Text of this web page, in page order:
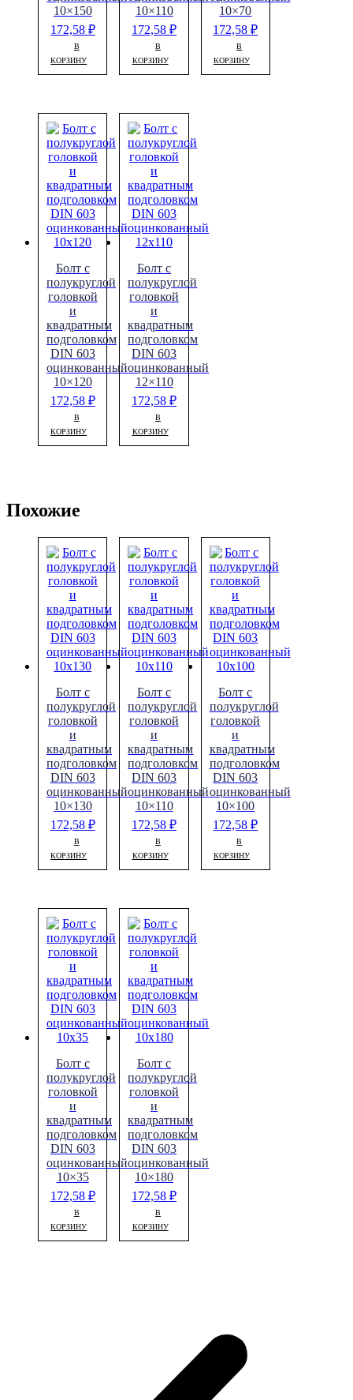
10×150
172,58 ₽
В
КОРЗИНУ
10×110
172,58₽
В
КОРЗИНУ
10×70
172,58₽
В
КОРЗИНУ
Болт с
полукруглой
головкой
и
квадратным
подголовком
DIN 603
оцинкованный
10×120
172,58 ₽
В
КОРЗИНУ
Болт с
полукруглой
головкой
и
квадратным
подголовком
DIN 603
оцинкованный
12×110
172,58₽
В
КОРЗИНУ
Похожие
Болт с
полукруглой
головкой
и
квадратным
подголовком
DIN 603
оцинкованный
10×130
172,58 ₽
В
КОРЗИНУ
Болт с
полукруглой
головкой
и
квадратным
подголовком
DIN 603
оцинкованный
10×110
172,58₽
В
КОРЗИНУ
Болт с
полукруглой
головкой
и
квадратным
подголовком
DIN 603
оцинкованный
10×100
172,58₽
В
КОРЗИНУ
Болт с
полукруглой
головкой
и
квадратным
подголовком
DIN 603
оцинкованный
10×35
172,58 ₽
В
КОРЗИНУ
Болт с
полукруглой
головкой
и
квадратным
подголовком
DIN 603
оцинкованный
10×180
172,58₽
В
КОРЗИНУ